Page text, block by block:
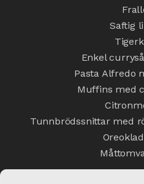
Saftig
Enkel
Pasta Alfredo
Muffins med
Tunnbrödssnittar med